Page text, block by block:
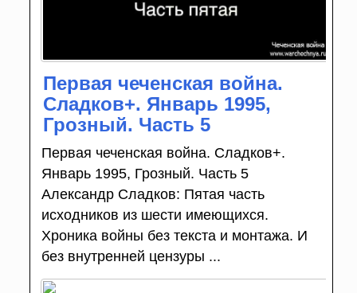
Первая чеченская война.
Сладков+. Январь 1995,
Грозный. Часть 5
Первая чеченская война. Сладков+.
Январь 1995, Грозный. Часть 5
Александр Сладков: Пятая часть
исходников из шести имеющихся.
Хроника войны без текста и монтажа. И
без внутренней цензуры ...